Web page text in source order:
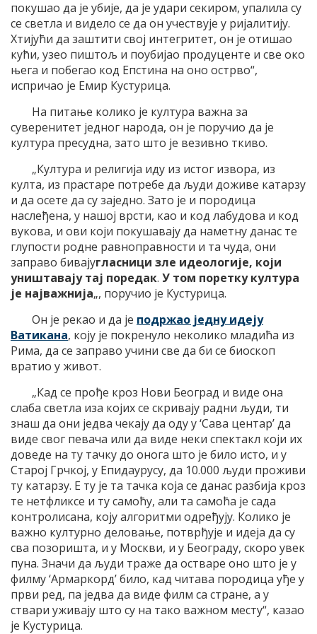
покушао да је убије, да је удари секиром, упалила су
се светла и видело се да он учествује у ријалитију.
Хтијући да заштити свој интегритет, он је отишао
кући, узео пиштољ и поубијао продуценте и све око
њега и побегао код Епстина на оно острво“,
испричао је Емир Кустурица.
На питање колико је култура важна за
суверенитет једног народа, он је поручио да је
култура пресудна, зато што је везивно ткиво.
„Култура и религија иду из истог извора, из
култа, из прастаре потребе да људи доживе катарзу
и да осете да су заједно. Зато је и породица
наслеђена, у нашој врсти, као и код лабудова и код
вукова, и ови који покушавају да наметну данас те
глупости родне равноправности и та чуда, они
заправо бивајугласници зле идеологије, који
уништавају тај поредак. У том поретку култура
је најважнија„, поручио је Кустурица.
Он је рекао и да је подржао једну идеју
Ватикана, коју је покренуло неколико младића из
Рима, да се заправо учини све да би се биоскоп
вратио у живот.
„Кад се прође кроз Нови Београд и виде она
слаба светла иза којих се скривају радни људи, ти
знаш да они једва чекају да оду у ‘Сава центар’ да
виде свог певача или да виде неки спектакл који их
доведе на ту тачку до онога што је било исто, и у
Старој Грчкој, у Епидаурусу, да 10.000 људи проживи
ту катарзу. Е ту је та тачка која се данас разбија кроз
те нетфликсе и ту самоћу, али та самоћа је сада
контролисана, коју алгоритми одређују. Колико је
важно културно деловање, потврђује и идеја да су
сва позоришта, и у Москви, и у Београду, скоро увек
пуна. Значи да људи траже да остваре оно што је у
филму ‘Армаркорд’ било, кад читава породица уђе у
први ред, па једва да виде филм са стране, а у
ствари уживају што су на тако важном месту“, казао
је Кустурица.